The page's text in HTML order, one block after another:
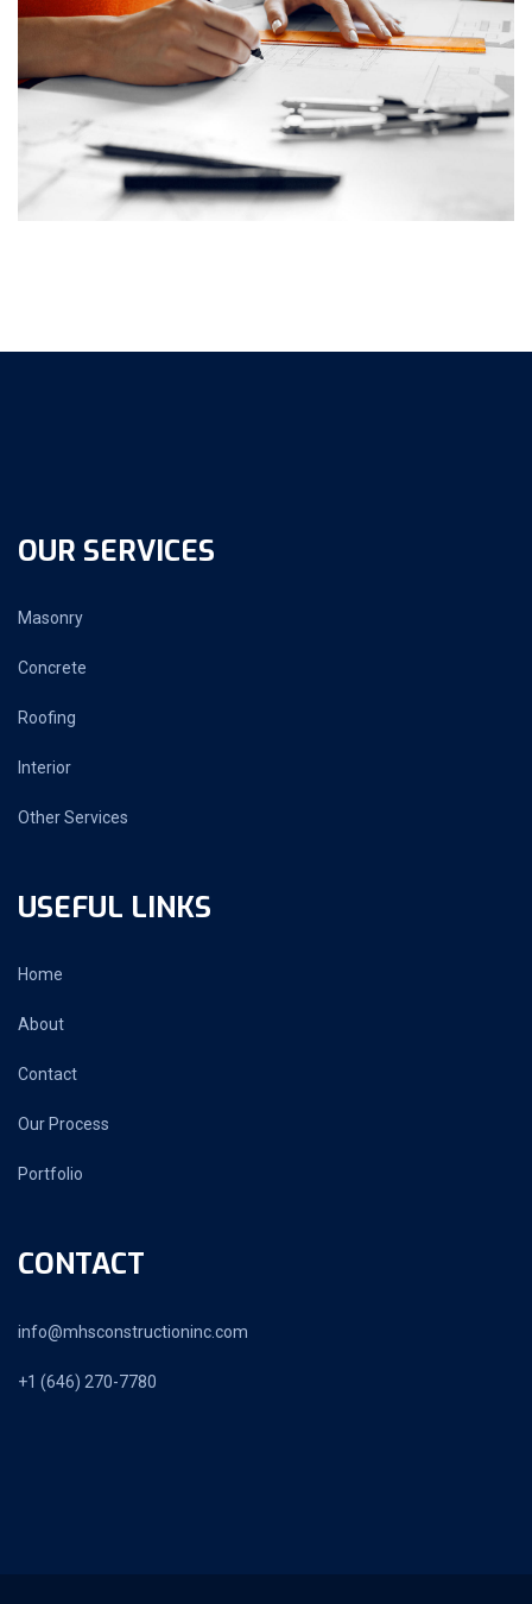
OUR SERVICES
Masonry
Concrete
Roofing
Interior
Other Services
USEFUL LINKS
Home
About
Contact
Our Process
Portfolio
CONTACT
info@mhsconstructioninc.com
+1 (646) 270-7780